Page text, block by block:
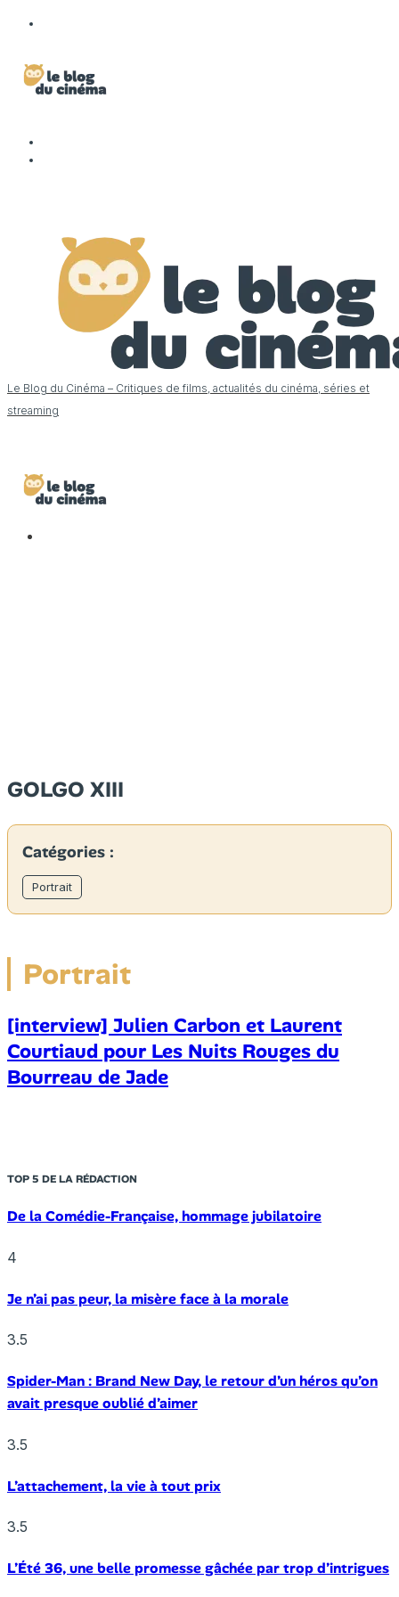
Le Blog du Cinéma – Critiques de films, actualités du cinéma, séries et
streaming
GOLGO XIII
Catégories :
Portrait
Portrait
[interview] Julien Carbon et Laurent
Courtiaud pour Les Nuits Rouges du
Bourreau de Jade
TOP 5 DE LA RÉDACTION
De la Comédie-Française, hommage jubilatoire
4
Je n’ai pas peur, la misère face à la morale
3.5
Spider-Man : Brand New Day, le retour d’un héros qu’on
avait presque oublié d’aimer
3.5
L’attachement, la vie à tout prix
3.5
L’Été 36, une belle promesse gâchée par trop d’intrigues